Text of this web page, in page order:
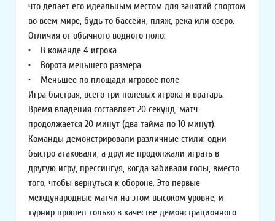
что делает его идеальным местом для занятий спортом
во всем мире, будь то бассейн, пляж, река или озеро.
Отличия от обычного водного поло:
• В команде 4 игрока
• Ворота меньшего размера
• Меньшее по площади игровое поле
Игра быстрая, всего три полевых игрока и вратарь.
Время владения составляет 20 секунд, матч
продолжается 20 минут (два тайма по 10 минут).
Команды демонстрировали различные стили: одни
быстро атаковали, а другие продолжали играть в
другую игру, прессингуя, когда забивали голы, вместо
того, чтобы вернуться к обороне. Это первые
международные матчи на этом высоком уровне, и
турнир прошел только в качестве демонстрационного